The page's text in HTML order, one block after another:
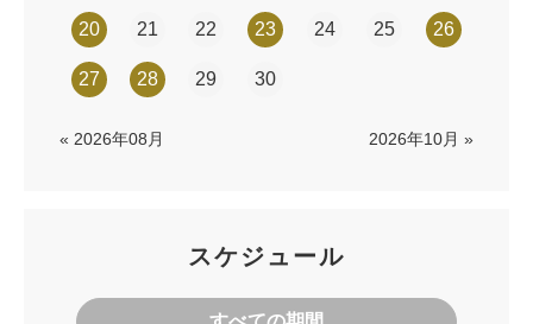
20 21 22 23 24 25 26
27 28 29 30
« 2026年08月 2026年10月 »
スケジュール